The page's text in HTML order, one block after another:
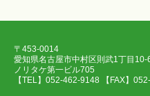
〒453-0014
愛知県名古屋市中村区則武1丁目
ノリタケ第一ビル705
【TEL】052-462-9148 【FAX】